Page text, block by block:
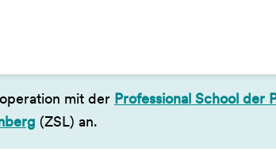
mit der Professional School der
(ZSL) an.